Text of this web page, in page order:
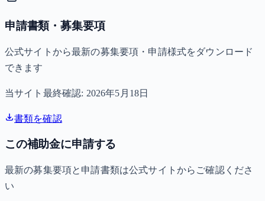
申請書類・募集要項
公式サイトから最新の募集要項・申請様式をダウンロード
できます
当サイト最終確認: 2026年5月18日
書類を確認
この補助金に申請する
最新の募集要項と申請書類は公式サイトからご確認くださ
い